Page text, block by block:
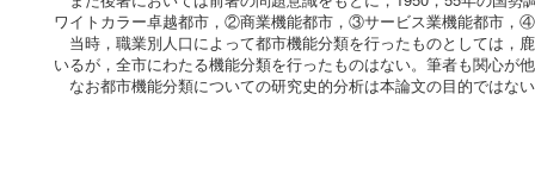
ワイトカラー卓越都市，②商業機能都市，③サービス業機能都市
当時，職業別人口によって都市機能分類を行ったものとしては，
いるが，全市にわたる機能分類を行ったものはない。筆者も関心が
なお都市機能分類についての研究史的分析は本論文の目的ではな